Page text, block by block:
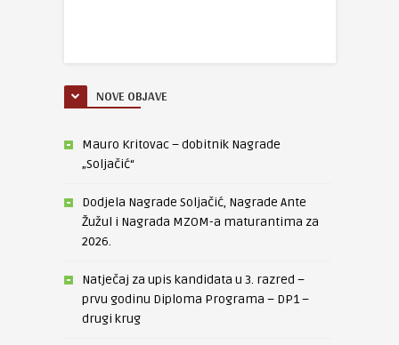
NOVE OBJAVE
Mauro Kritovac – dobitnik Nagrade
„Soljačić“
Dodjela Nagrade Soljačić, Nagrade Ante
Žužul i Nagrada MZOM-a maturantima za
2026.
Natječaj za upis kandidata u 3. razred –
prvu godinu Diploma Programa – DP1 –
drugi krug